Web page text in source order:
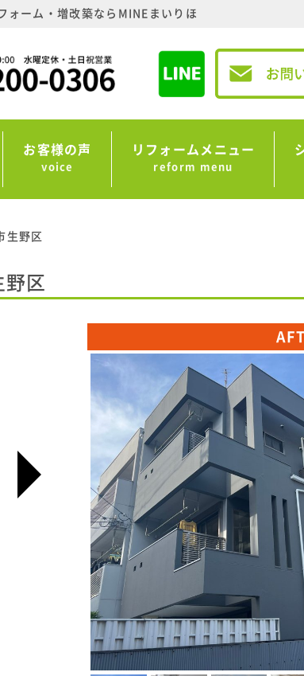
ォーム・増改築ならMINEまいりほ
お客様の声
voice
リフォームメニュー
reform menu
生野区
区